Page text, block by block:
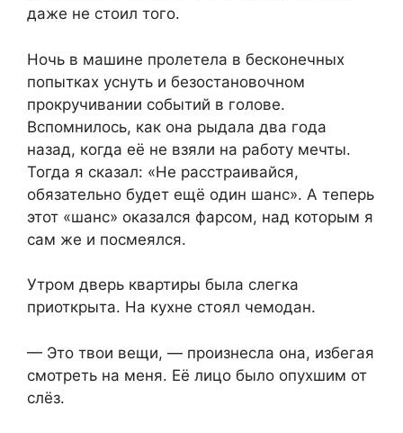
даже не стоил того.
Ночь в машине пролетела в бесконечных
попытках уснуть и безостановочном
прокручивании событий в голове.
Вспомнилось, как она рыдала два года
назад, когда её не взяли на работу мечты.
Тогда я сказал: «Не расстраивайся,
обязательно будет ещё один шанс». А теперь
этот «шанс» оказался фарсом, над которым я
сам же и посмеялся.
Утром дверь квартиры была слегка
приоткрыта. На кухне стоял чемодан.
— Это твои вещи, — произнесла она, избегая
смотреть на меня. Её лицо было опухшим от
слёз.